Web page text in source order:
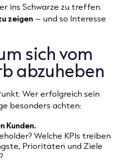
ins Schwarze zu treffen.
zeigen – und so Interesse
sich vom
abzuheben
Wer erfolgreich sein
besonders achten:
Kunden.
Welche KPIs treiben
Prioritäten und Ziele